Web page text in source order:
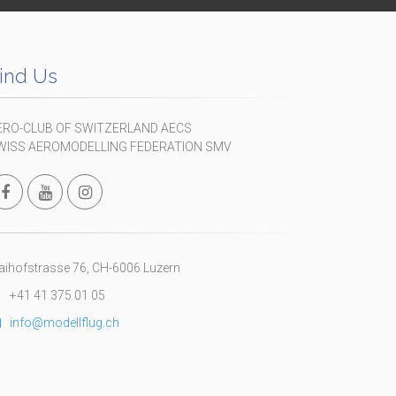
Us
CLUB OF SWITZERLAND AECS
AEROMODELLING FEDERATION SMV
76, CH-6006 Luzern
+41 41 375 01 05
info@modellflug.ch